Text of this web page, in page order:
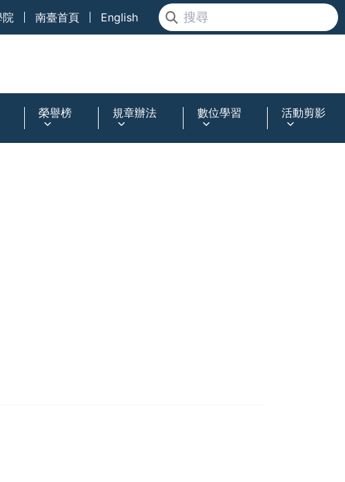
院 南臺首頁 English
榮譽榜 規章辦法 數位學習 活動剪影